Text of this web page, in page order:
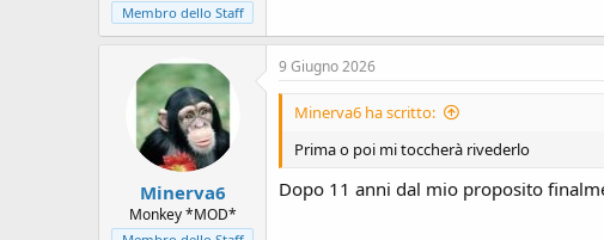
Membro dello Staff
Minerva6
Monkey *MOD*
9 Giugno 2026
Minerva6 ha scritto:
Prima o poi mi toccherà rivederlo
Dopo 11 anni dal mio proposito